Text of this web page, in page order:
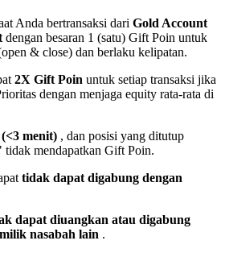
Anda bertransaksi dari Gold Account
dengan besaran 1 (satu) Gift Poin untuk
& close) dan berlaku kelipatan.
2X Gift Poin untuk setiap transaksi jika
dengan menjaga equity rata-rata di
(<3 menit) , dan posisi yang ditutup
mendapatkan Gift Poin.
tidak dapat digabung dengan
dapat diuangkan atau digabung
nasabah lain .